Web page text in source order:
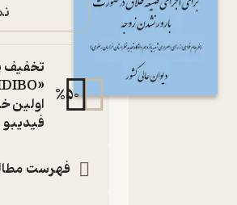
زوج برای
اجرای
صیغه
طلاق در
بارور
%50
تخفیف با
اولین
فیدیبو
فهرست مطالب